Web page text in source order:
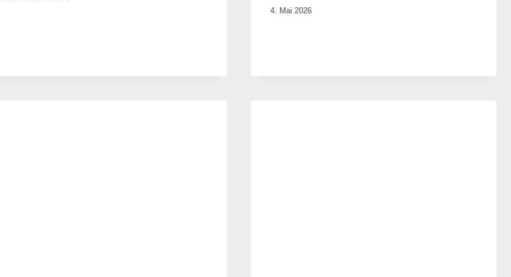
Von
4. Mai 2026